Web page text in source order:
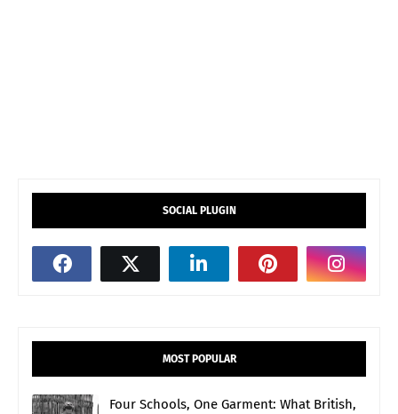
SOCIAL PLUGIN
MOST POPULAR
Four Schools, One Garment: What British,